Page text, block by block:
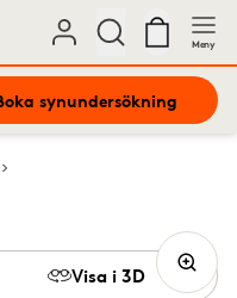
Meny
synundersökning
Visa i 3D